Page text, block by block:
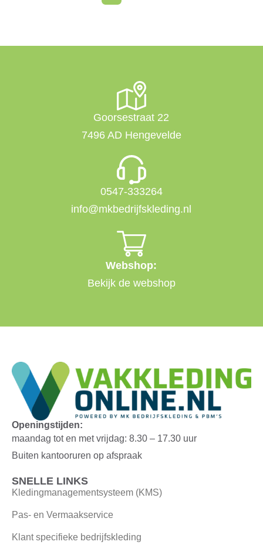
Goorsestraat 22
7496 AD Hengevelde
0547-333264
info@mkbedrijfskleding.nl
Webshop:
Bekijk de webshop
Openingstijden:
maandag tot en met vrijdag: 8.30 – 17.30 uur
Buiten kantooruren op afspraak
SNELLE LINKS
Kledingmanagementsysteem (KMS)
Pas- en Vermaakservice
Klant specifieke bedrijfskleding